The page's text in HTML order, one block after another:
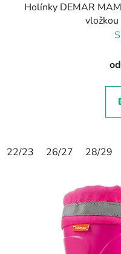
Holínky DEMAR
od
22/23 26/27 28/29